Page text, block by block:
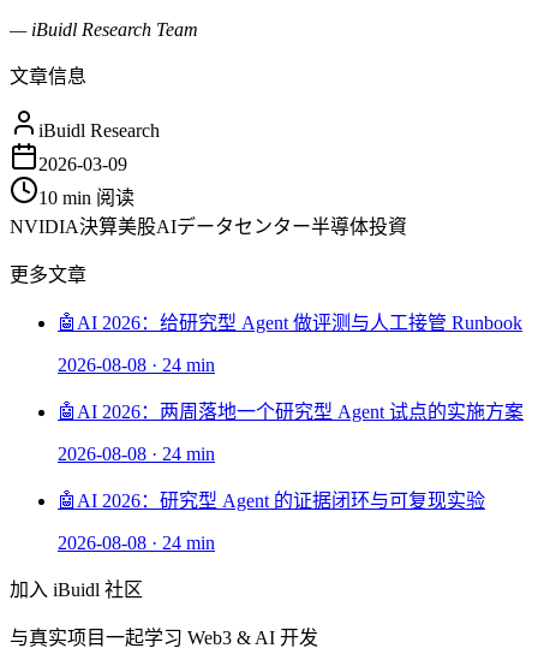
— iBuidl Research Team
文章信息
iBuidl Research
2026-03-09
10 min 阅读
NVIDIA決算美股AIデータセンター半導体投資
更多文章
🤖 AI 2026：给研究型 Agent 做评测与人工接管 Runbook
2026-08-08 · 24 min
🤖 AI 2026：两周落地一个研究型 Agent 试点的实施方案
2026-08-08 · 24 min
🤖 AI 2026：研究型 Agent 的证据闭环与可复现实验
2026-08-08 · 24 min
加入 iBuidl 社区
与真实项目一起学习 Web3 & AI 开发